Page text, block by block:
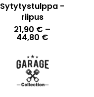
Sytytystulppa -
riipus
21,90 € –
44,80 €
44,80 €